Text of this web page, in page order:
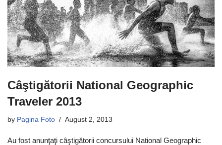
Câştigătorii National Geographic
Traveler 2013
by Pagina Foto August 2, 2013
Au fost anunţaţi câştigătorii concursului National Geographic